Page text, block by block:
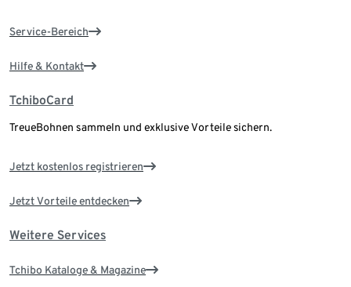
Service-Bereich
Hilfe & Kontakt
TchiboCard
TreueBohnen sammeln und exklusive Vorteile sichern.
Jetzt kostenlos registrieren
Jetzt Vorteile entdecken
Weitere Services
Tchibo Kataloge & Magazine